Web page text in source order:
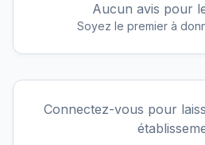
Aucun avis pour
Soyez le premier à
Connectez-vous pour